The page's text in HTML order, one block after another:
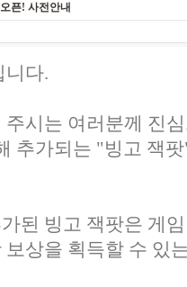
픈! 사전안내
니다.
주시는 여러분께 진
추가되는 "빙고 잭
된 빙고 잭팟은 게
상을 획득할 수 있